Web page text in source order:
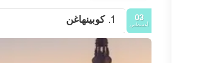
03
أغسطس 1. كوبينهاغن